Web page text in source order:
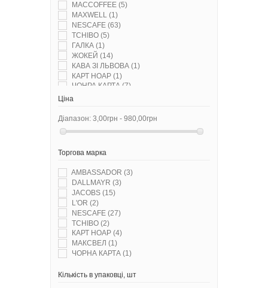
MACCOFFEE (5)
MAXWELL (1)
NESCAFE (63)
TCHIBO (5)
ГАЛКА (1)
ЖОКЕЙ (14)
КАВА ЗІ ЛЬВОВА (1)
КАРТ НОАР (1)
ЧОНРА КАРТА (7)
ЧОРНА КАРТА
Ціна
Діапазон: 3,00грн - 980,00грн
Торгова марка
AMBASSADOR (3)
DALLMAYR (3)
JACOBS (15)
L'OR (2)
NESCAFE (27)
TCHIBO (2)
КАРТ НОАР (4)
МАКСВЕЛ (1)
ЧОРНА КАРТА (1)
Кількість в упаковці, шт